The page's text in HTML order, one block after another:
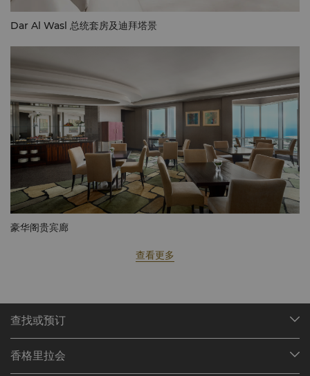
Dar Al Wasl 总统套房及迪拜塔景
豪华阁贵宾廊
查看更多
查找或预订
查找预订
香格里拉会